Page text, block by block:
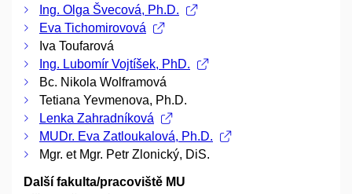
Ing. Olga Švecová, Ph.D.
Eva Tichomirovová
Iva Toufarová
Ing. Lubomír Vojtíšek, PhD.
Bc. Nikola Wolframová
Tetiana Yevmenova, Ph.D.
Lenka Zahradníková
MUDr. Eva Zatloukalová, Ph.D.
Mgr. et Mgr. Petr Zlonický, DiS.
Další fakulta/pracoviště MU